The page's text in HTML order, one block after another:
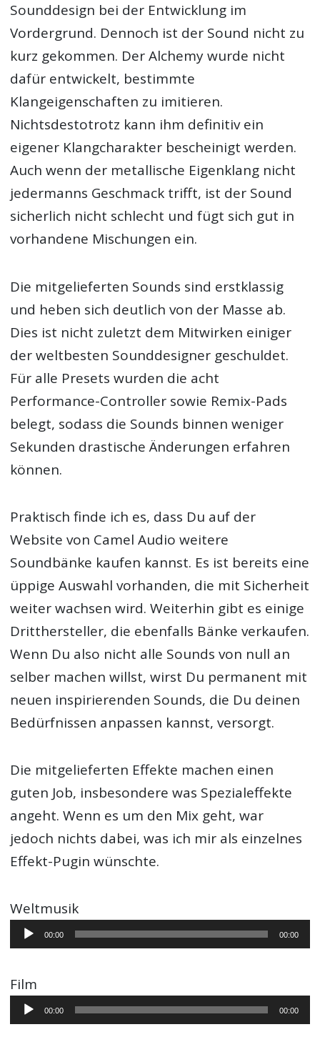
Sounddesign bei der Entwicklung im
Vordergrund. Dennoch ist der Sound nicht zu
kurz gekommen. Der Alchemy wurde nicht
dafür entwickelt, bestimmte
Klangeigenschaften zu imitieren.
Nichtsdestotrotz kann ihm definitiv ein
eigener Klangcharakter bescheinigt werden.
Auch wenn der metallische Eigenklang nicht
jedermanns Geschmack trifft, ist der Sound
sicherlich nicht schlecht und fügt sich gut in
vorhandene Mischungen ein.
Die mitgelieferten Sounds sind erstklassig
und heben sich deutlich von der Masse ab.
Dies ist nicht zuletzt dem Mitwirken einiger
der weltbesten Sounddesigner geschuldet.
Für alle Presets wurden die acht
Performance-Controller sowie Remix-Pads
belegt, sodass die Sounds binnen weniger
Sekunden drastische Änderungen erfahren
können.
Praktisch finde ich es, dass Du auf der
Website von Camel Audio weitere
Soundbänke kaufen kannst. Es ist bereits eine
üppige Auswahl vorhanden, die mit Sicherheit
weiter wachsen wird. Weiterhin gibt es einige
Dritthersteller, die ebenfalls Bänke verkaufen.
Wenn Du also nicht alle Sounds von null an
selber machen willst, wirst Du permanent mit
neuen inspirierenden Sounds, die Du deinen
Bedürfnissen anpassen kannst, versorgt.
Die mitgelieferten Effekte machen einen
guten Job, insbesondere was Spezialeffekte
angeht. Wenn es um den Mix geht, war
jedoch nichts dabei, was ich mir als einzelnes
Effekt-Pugin wünschte.
Weltmusik
Audio-
Player
00:00 00:00
Film
Audio-
Player
00:00 00:00